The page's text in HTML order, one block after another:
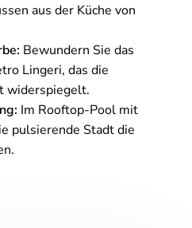
aus der Küche von
Bewundern Sie das
Lingeri, das die
widerspiegelt.
Im Rooftop-Pool mit
pulsierende Stadt die